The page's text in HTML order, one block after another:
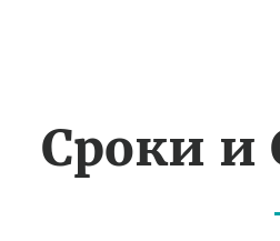
Сроки и